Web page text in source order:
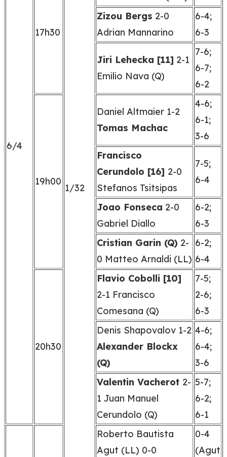
1/32
6/4
17h30
Zizou Bergs 2-0
Adrian Mannarino
6-4;
6-3
Jiri Lehecka [11] 2-1
Emilio Nava (Q)
7-6;
6-7;
6-2
19h00
Daniel Altmaier 1-2
Tomas Machac
4-6;
6-1;
3-6
Francisco
Cerundolo [16] 2-0
Stefanos Tsitsipas
7-5;
6-4
Joao Fonseca 2-0
Gabriel Diallo
6-2;
6-3
Cristian Garin (Q) 2-
0 Matteo Arnaldi (LL)
6-2;
6-4
20h30
Flavio Cobolli [10]
2-1 Francisco
Comesana (Q)
7-5;
2-6;
6-3
Denis Shapovalov 1-2
Alexander Blockx
(Q)
4-6;
6-4;
3-6
Valentin Vacherot 2-
1 Juan Manuel
Cerundolo (Q)
5-7;
6-2;
6-1
Roberto Bautista
Agut (LL) 0-0
0-4
(Agut